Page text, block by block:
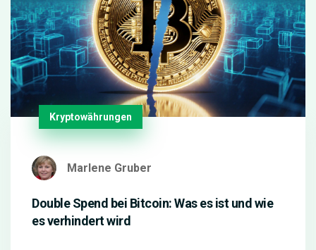
Kryptowährungen
Marlene Gruber
Double Spend bei Bitcoin: Was es ist und wie
es verhindert wird